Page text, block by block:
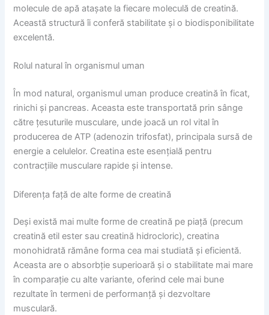
molecule de apă atașate la fiecare moleculă de creatină.
Această structură îi conferă stabilitate și o biodisponibilitate
excelentă.
Rolul natural în organismul uman
În mod natural, organismul uman produce creatină în ficat,
rinichi și pancreas. Aceasta este transportată prin sânge
către țesuturile musculare, unde joacă un rol vital în
producerea de ATP (adenozin trifosfat), principala sursă de
energie a celulelor. Creatina este esențială pentru
contracțiile musculare rapide și intense.
Diferența față de alte forme de creatină
Deși există mai multe forme de creatină pe piață (precum
creatină etil ester sau creatină hidrocloric), creatina
monohidrată rămâne forma cea mai studiată și eficientă.
Aceasta are o absorbție superioară și o stabilitate mai mare
în comparație cu alte variante, oferind cele mai bune
rezultate în termeni de performanță și dezvoltare
musculară.